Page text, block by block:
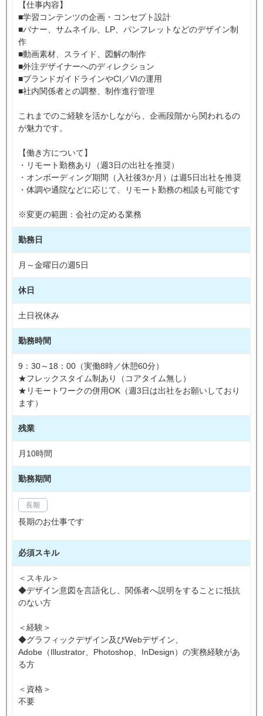
【仕事内容】
■学習コンテンツの企画・コンセプト設計
■バナー、サムネイル、LP、パンフレットなどのデザイン制
作
■動画素材、スライド、図解の制作
■外注デザイナーへのディレクション
■ブランドガイドラインやCI／VIの運用
■社内関係者との調整、制作進行管理
これまでのご経験を活かしながら、企画段階から関われるの
が魅力です。
【働き方について】
・リモート勤務あり（週3日の出社を推奨）
・オンボーディング期間（入社後3か月）は週5日出社を推奨
・体調や通院などに応じて、リモート勤務の相談も可能です
※変更の範囲：会社の定める業務
勤務日
月～金曜日の週5日
休日
土日祝休み
勤務時間
9：30～18：00（実働8時／休憩60分）
★フレックスタイム制あり（コアタイム無し）
★リモートワークの併用OK（週3日は出社をお願いしており
ます）
残業
月10時間
勤務期間
長期
長期のお仕事です
必須スキル
＜スキル＞
◆デザイン意図を言語化し、関係者へ説明をすることに抵抗
のない方
＜経験＞
◆グラフィックデザイン及びWebデザイン、
Adobe（Illustrator、Photoshop、InDesign）の実務経験があ
る方
＜資格＞
不要